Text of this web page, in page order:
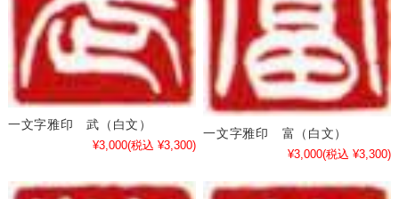
一文字雅印 武（白文）
¥3,000(税込 ¥3,300)
一文字雅印 富（白文）
¥3,000(税込 ¥3,300)